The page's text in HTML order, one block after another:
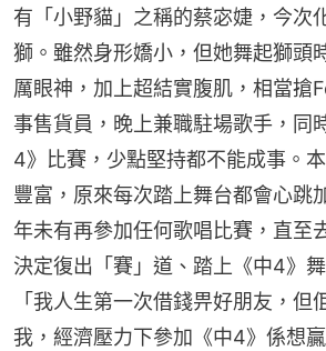
有「小野貓」之稱的蔡宓婕，今次
獅。雖然身形嬌小，但她舞起獅頭
厲眼神，加上超結實腹肌，相當搶
事售貨員，晚上兼職駐場歌手，同
4》比賽，少點堅持都不能成事。
豐富，原來每次踏上舞台都會心跳
年未有再參加任何歌唱比賽，直至
決定復出「賽」道、踏上《中4》
「我人生第一次借錢畀好朋友，但
我，經濟壓力下參加《中4》係想